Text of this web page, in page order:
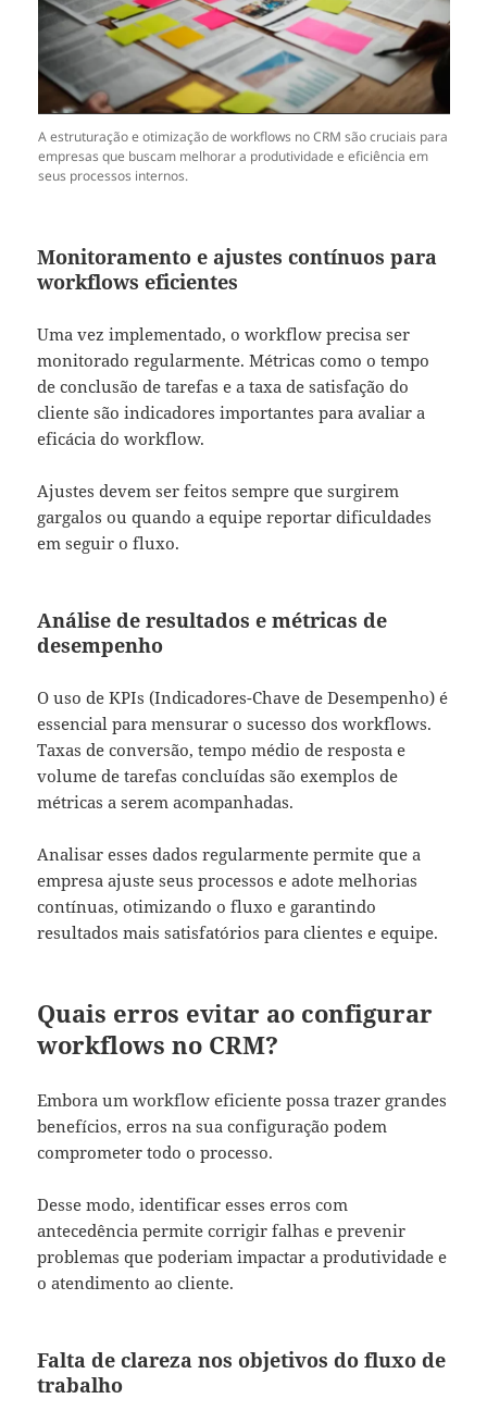
A estruturação e otimização de workflows no CRM são cruciais para
empresas que buscam melhorar a produtividade e eficiência em
seus processos internos.
Monitoramento e ajustes contínuos para
workflows eficientes
Uma vez implementado, o workflow precisa ser
monitorado regularmente. Métricas como o tempo
de conclusão de tarefas e a taxa de satisfação do
cliente são indicadores importantes para avaliar a
eficácia do workflow.
Ajustes devem ser feitos sempre que surgirem
gargalos ou quando a equipe reportar dificuldades
em seguir o fluxo.
Análise de resultados e métricas de
desempenho
O uso de KPIs (Indicadores-Chave de Desempenho) é
essencial para mensurar o sucesso dos workflows.
Taxas de conversão, tempo médio de resposta e
volume de tarefas concluídas são exemplos de
métricas a serem acompanhadas.
Analisar esses dados regularmente permite que a
empresa ajuste seus processos e adote melhorias
contínuas, otimizando o fluxo e garantindo
resultados mais satisfatórios para clientes e equipe.
Quais erros evitar ao configurar
workflows no CRM?
Embora um workflow eficiente possa trazer grandes
benefícios, erros na sua configuração podem
comprometer todo o processo.
Desse modo, identificar esses erros com
antecedência permite corrigir falhas e prevenir
problemas que poderiam impactar a produtividade e
o atendimento ao cliente.
Falta de clareza nos objetivos do fluxo de
trabalho